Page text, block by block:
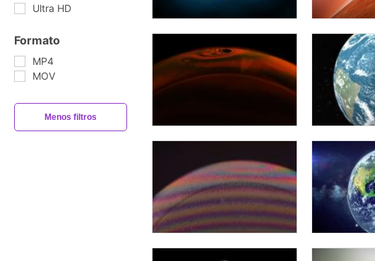
Ultra HD
Formato
MP4
MOV
Menos filtros